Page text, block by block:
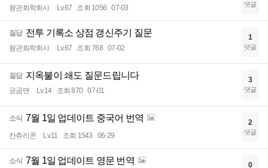
왕관화학회사 Lv.67 조회 1056 07-03 댓글
질답 전투 기록소 상점 갱신주기 질문
왕관화학회사 Lv.67 조회 768 07-02
1
댓글
질답 지옥불이 쇄도 질문드립니다
궁굼맨 Lv.14 조회 870 07-01
3
댓글
소식 7월 1일 업데이트 중국어 번역
칸츄리콘 Lv.11 조회 1543 06-29
2
댓글
소식 7월 1일 업데이트 영문 번역 0